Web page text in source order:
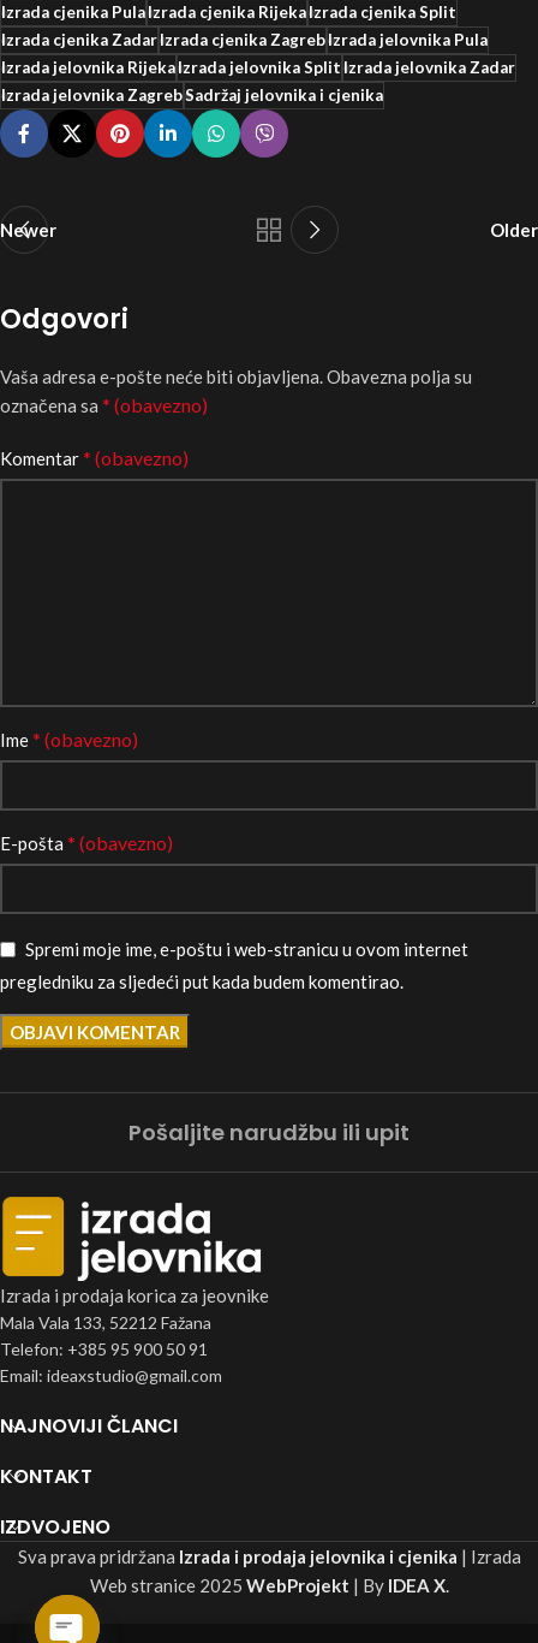
Izrada cjenika PulaIzrada cjenika RijekaIzrada cjenika Split
Izrada cjenika ZadarIzrada cjenika ZagrebIzrada jelovnika Pula
Izrada jelovnika RijekaIzrada jelovnika SplitIzrada jelovnika Zadar
Izrada jelovnika ZagrebSadržaj jelovnika i cjenika
Newer Older
Odgovori
Vaša adresa e-pošte neće biti objavljena.Obavezna polja su
označena sa * (obavezno)
Komentar* (obavezno)
Ime* (obavezno)
E-pošta * (obavezno)
Spremi moje ime, e-poštu i web-stranicu u ovom internet
pregledniku za sljedeći put kada budem komentirao.
Pošaljite narudžbu ili upit
Izrada i prodaja korica za jeovnike
Mala Vala 133, 52212 Fažana
Telefon: +385 95 900 50 91
Email: ideaxstudio@gmail.com
NAJNOVIJI ČLANCI
KONTAKT
IZDVOJENO
Sva prava pridržana Izrada i prodaja jelovnika i cjenika | Izrada
Web stranice2025 WebProjekt | By IDEA X.